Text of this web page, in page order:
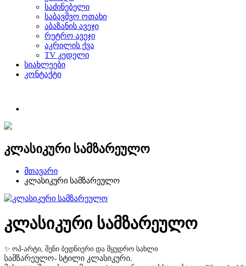
საძინებელი
საბავშვო ოთახი
აბაზანის ავეჯი
რეტრო ავეჯი
აკრილის ქვა
TV კედელი
სიახლეები
კონტაქტი
კლასიკური სამზარეულო
მთავარი
კლასიკური სამზარეულო
კლასიკური სამზარეულო
✨ ოპ-არტი შენი ბედნიერი და მყუდრო სახლი
სამზარეულო- სტილი კლასიკური.